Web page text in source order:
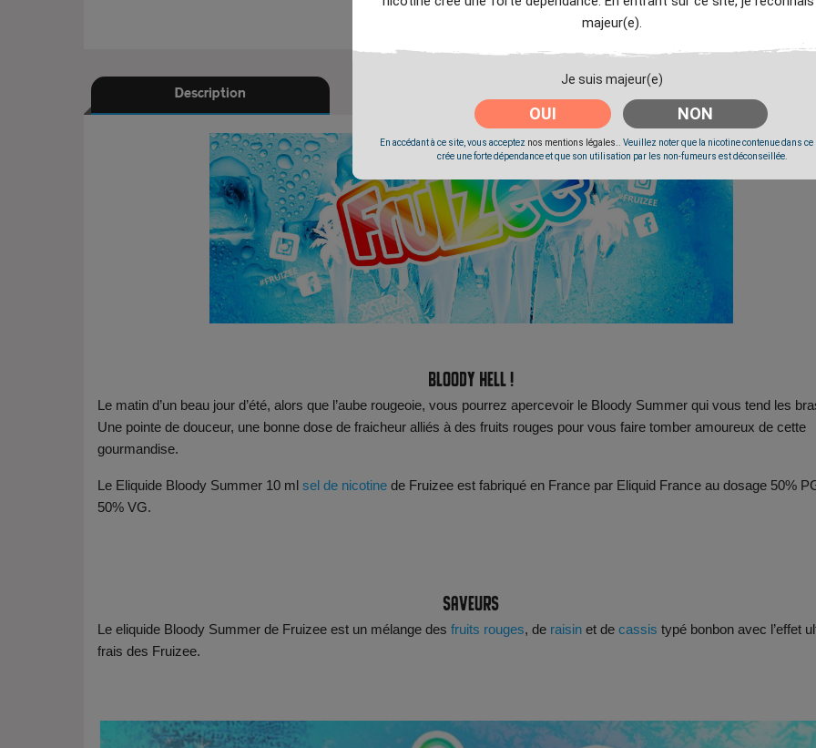
majeur(e).
Je suis majeur(e)
OUI NON
En accédant à ce site, vous acceptez nos mentions légales.
. Veuillez noter que la nicotine contenue dans
crée une forte dépendance et que son utilisation par les non-fumeurs est déconseillée.
Description
Bloody hell !
Le matin d’un beau jour d’été, alors que l’aube rougeoie, vous pourrez apercevoir le Bloody Summer qui vous tend les
Une pointe de douceur, une bonne dose de fraicheur alliés à des fruits rouges pour vous faire tomber amoureux de cette
gourmandise.
Le Eliquide Bloody Summer 10 ml sel de nicotine de Fruizee est fabriqué en France par Eliquid France au dosage 50%
50% VG.
Saveurs
Le eliquide Bloody Summer de Fruizee est un mélange des fruits rouges, de raisin et de cassis typé bonbon avec l’effet
frais des Fruizee.